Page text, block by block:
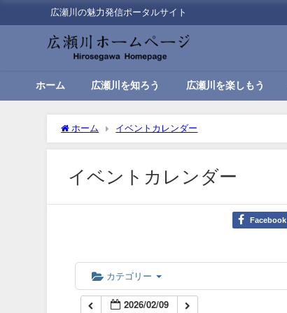
広瀬川の魅力発信ポータルサイト
ホーム 広瀬川を知ろう 広瀬川を楽しもう
ホーム イベントカレンダー
イベントカレンダー
Facebook
カテゴリー
2026/02/09
01:00
04:00
06:00